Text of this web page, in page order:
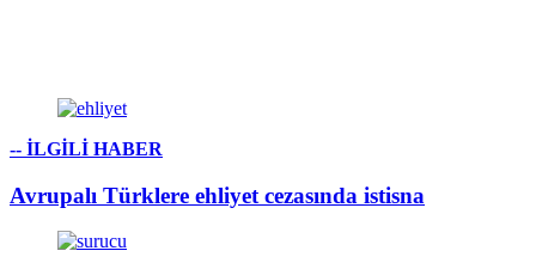
-- İLGİLİ HABER
Avrupalı Türklere ehliyet cezasında istisna